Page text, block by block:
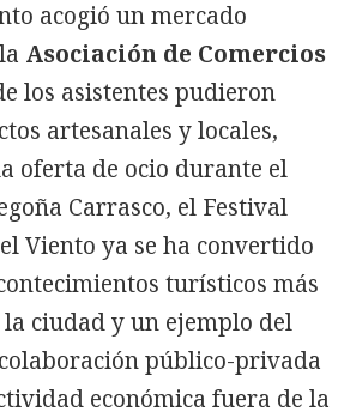
acogió un mercado
Asociación de Comercios
los asistentes pudieron
artesanales y locales,
oferta de ocio durante el
Carrasco, el Festival
Viento ya se ha convertido
turísticos más
ciudad y un ejemplo del
público-privada
económica fuera de la